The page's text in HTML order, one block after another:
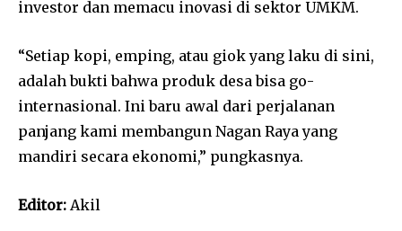
investor dan memacu inovasi di sektor UMKM.
“Setiap kopi, emping, atau giok yang laku di sini,
adalah bukti bahwa produk desa bisa go-
internasional. Ini baru awal dari perjalanan
panjang kami membangun Nagan Raya yang
mandiri secara ekonomi,” pungkasnya.
Editor: Akil